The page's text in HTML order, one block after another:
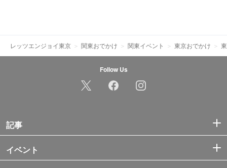
レッツエンジョイ東京 関東おでかけ 関東イベント 東京おでかけ
Follow Us
記事
イベント